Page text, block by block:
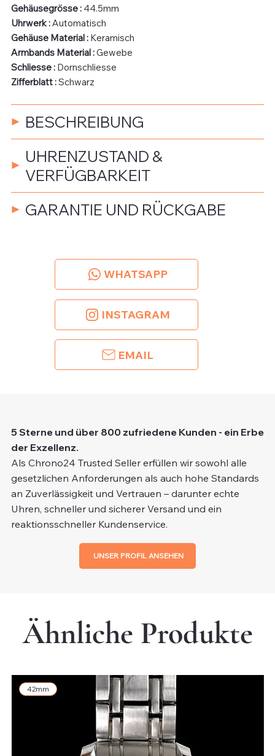
Gehäusegrösse : 44.5mm
Uhrwerk :Automatisch
Gehäuse Material : Keramisch
Armbands Material :Gewebe
Schliesse : Dornschliesse
Zifferblatt :Schwarz
BESCHREIBUNG
UHRENZUSTAND &
VERFÜGBARKEIT
GARANTIE UND RÜCKGABE
WHATSAPP
INSTAGRAM
EMAIL
5 Sterne und über 800 zufriedene Kunden - ein Erbe
der Exzellenz.
Als Chrono24 Trusted Seller erfüllen wir sowohl alle
gesetzlichen Anforderungen als auch hohe Standards
an Zuverlässigkeit und Vertrauen – darunter echte
Uhren, schneller und sicherer Versand und ein
reaktionsschneller Kundenservice.
UNSER PROFIL ANSEHEN
Ähnliche Produkte
42mm